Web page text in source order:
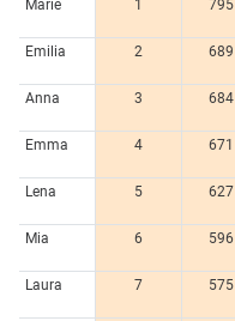
Marie
1 795
Emilia
2 689
Anna
3 684
Emma
4 671
Lena
5 627
Mia
6 596
Laura
7 575